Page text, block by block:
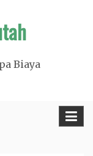
Biaya